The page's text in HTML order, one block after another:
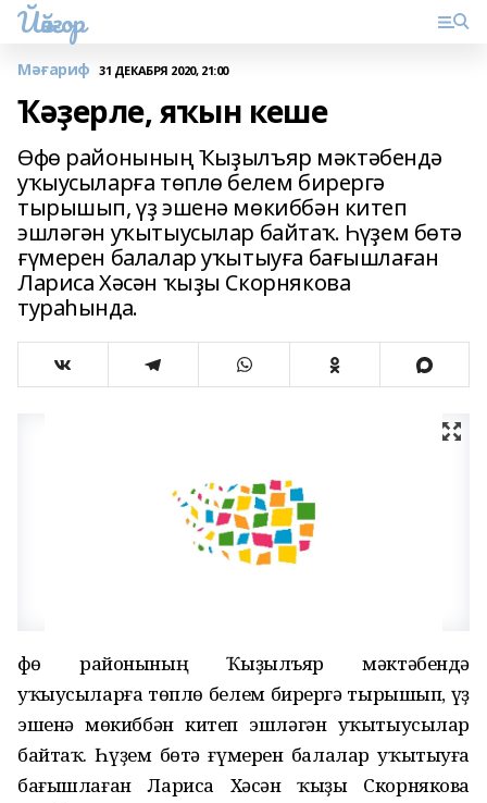
Йәйғор
Мәғариф 31 ДЕКАБРЯ 2020, 21:00
Ҡәҙерле, яҡын кеше
Өфө районының Ҡыҙылъяр мәктәбендә
уҡыусыларға төплө белем бирергә
тырышып, үҙ эшенә мөкиббән китеп
эшләгән уҡытыусылар байтаҡ. Һүҙем бөтә
ғүмерен балалар уҡытыуға бағышлаған
Лариса Хәсән ҡыҙы Скорнякова
тураһында.
Өфө районының Ҡыҙылъяр мәктәбендә
уҡыусыларға төплө белем бирергә тырышып, үҙ
эшенә мөкиббән китеп эшләгән уҡытыусылар
байтаҡ. Һүҙем бөтә ғүмерен балалар уҡытыуға
бағышлаған Лариса Хәсән ҡыҙы Скорнякова